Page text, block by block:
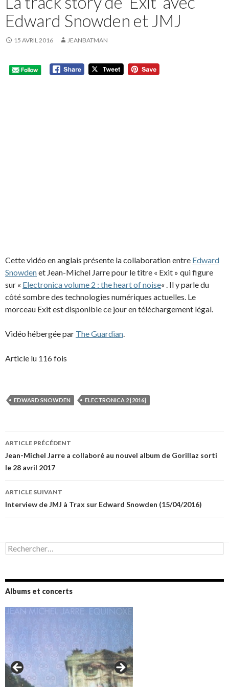
Edward Snowden et JMJ
15 AVRIL 2016 JEANBATMAN
Cette vidéo en anglais présente la collaboration entre Edward
Snowdenet Jean-Michel Jarre pour le titre « Exit » qui figure
sur « Electronica volume 2 : the heart of noise« . Il y parle du
côté sombre des technologies numériques actuelles. Le
morceau Exit est disponible ce jour en téléchargement légal.
Vidéo hébergée par The Guardian.
Article lu 116 fois
EDWARD SNOWDEN ELECTRONICA 2 [2016]
Navigation
des
articles
ARTICLE PRÉCÉDENT
Jean-Michel Jarre a collaboré au nouvel album de Gorillaz sorti
le 28 avril 2017
ARTICLE SUIVANT
Interview de JMJ à Trax sur Edward Snowden (15/04/2016)
Rechercher :
Albums et concerts